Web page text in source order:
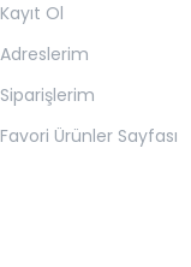
Kayıt Ol
Adreslerim
Siparişlerim
Favori Ürünler Sayfası